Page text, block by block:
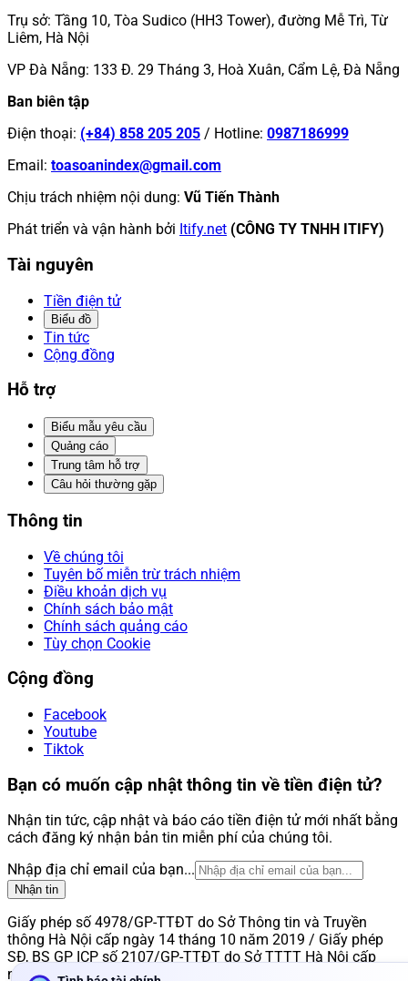
Trụ sở: Tầng 10, Tòa Sudico (HH3 Tower), đường Mễ Trì, Từ
Liêm, Hà Nội
VP Đà Nẵng: 133 Đ. 29 Tháng 3, Hoà Xuân, Cẩm Lệ, Đà Nẵng
Ban biên tập
Điện thoại: (+84) 858 205 205 / Hotline: 0987186999
Email : toasoanindex@gmail.com
Chịu trách nhiệm nội dung: Vũ Tiến Thành
Phát triển và vận hành bởi Itify.net (CÔNG TY TNHH ITIFY)
Tài nguyên
Tiền điện tử
Biểu đồ
Tin tức
Cộng đồng
Hỗ trợ
Biểu mẫu yêu cầu
Quảng cáo
Trung tâm hỗ trợ
Câu hỏi thường gặp
Thông tin
Về chúng tôi
Tuyên bố miễn trừ trách nhiệm
Điều khoản dịch vụ
Chính sách bảo mật
Chính sách quảng cáo
Tùy chọn Cookie
Cộng đồng
Facebook
Youtube
Tiktok
Bạn có muốn cập nhật thông tin về tiền điện tử?
Nhận tin tức, cập nhật và báo cáo tiền điện tử mới nhất bằng
cách đăng ký nhận bản tin miễn phí của chúng tôi.
Nhập địa chỉ email của bạn...
Nhận tin
Giấy phép số 4978/GP-TTĐT do Sở Thông tin và Truyền
thông Hà Nội cấp ngày 14 tháng 10 năm 2019 / Giấy phép
SĐ, BS GP ICP số 2107/GP-TTĐT do Sở TTTT Hà Nội cấp
ngày 13/7/2022.